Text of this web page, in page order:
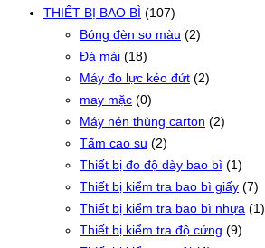
THIẾT BỊ BAO BÌ (107)
Bóng đèn so màu (2)
Đá mài (18)
Máy đo lực kéo đứt (2)
may mặc (0)
Máy nén thùng carton (2)
Tấm cao su (2)
Thiết bị đo độ dày bao bì (1)
Thiết bị kiểm tra bao bì giấy (7)
Thiết bị kiểm tra bao bì nhựa (1)
Thiết bị kiểm tra độ cứng (9)